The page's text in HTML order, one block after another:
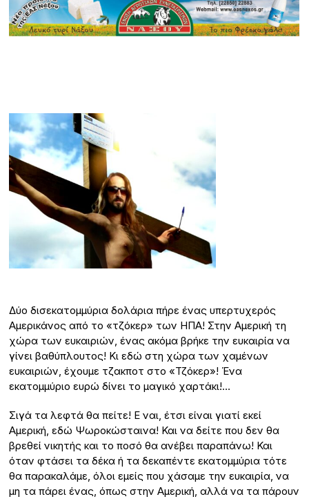
Δύο δισεκατομμύρια δολάρια πήρε ένας υπερτυχερός
Αμερικάνος από το «τζόκερ» των ΗΠΑ! Στην Αμερική τη
χώρα των ευκαιριών, ένας ακόμα βρήκε την ευκαιρία να
γίνει βαθύπλουτος! Κι εδώ στη χώρα των χαμένων
ευκαιριών, έχουμε τζακποτ στο «Τζόκερ»! Ένα
εκατομμύριο ευρώ δίνει το μαγικό χαρτάκι!…
Σιγά τα λεφτά θα πείτε! Ε ναι, έτσι είναι γιατί εκεί
Αμερική, εδώ Ψωροκώσταινα! Και να δείτε που δεν θα
βρεθεί νικητής και το ποσό θα ανέβει παραπάνω! Και
όταν φτάσει τα δέκα ή τα δεκαπέντε εκατομμύρια τότε
θα παρακαλάμε, όλοι εμείς που χάσαμε την ευκαιρία, να
μη τα πάρει ένας, όπως στην Αμερική, αλλά να τα πάρουν